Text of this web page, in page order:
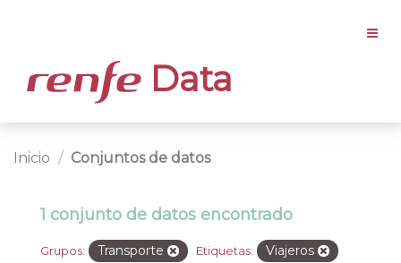
Data
Inicio Conjuntos de datos
1 conjunto de datos encontrado
Grupos: Transporte Etiquetas:
Viajeros